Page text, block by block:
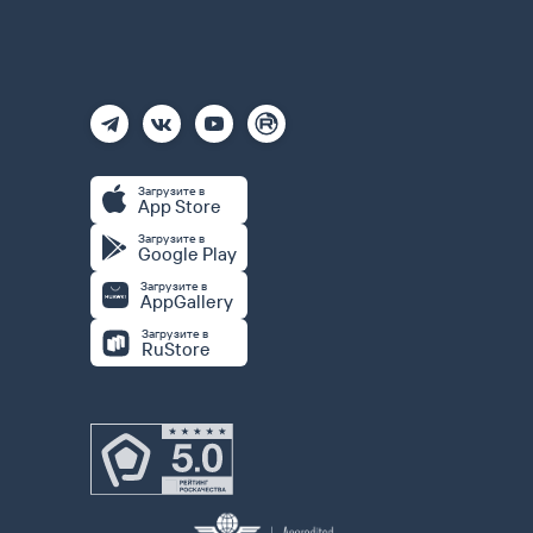
Загрузите в
App Store
Загрузите в
Google Play
Загрузите в
AppGallery
Загрузите в
RuStore